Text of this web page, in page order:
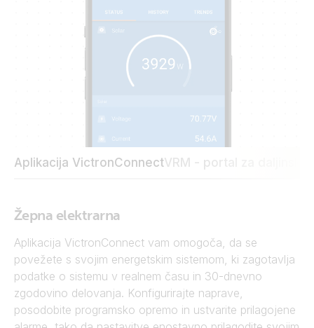
Aplikacija VictronConnectVRM - portal za daljinsko
Žepna elektrarna
Aplikacija VictronConnect vam omogoča, da se
povežete s svojim energetskim sistemom, ki zagotavlja
podatke o sistemu v realnem času in 30-dnevno
zgodovino delovanja. Konfigurirajte naprave,
posodobite programsko opremo in ustvarite prilagojene